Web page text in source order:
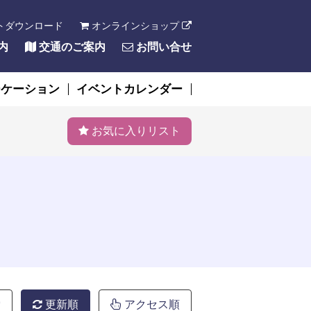
ダウンロード オンラインショップ
交通のご案内 お問い合せ
ーション イベントカレンダー
お気に入りリスト
更新順 アクセス順